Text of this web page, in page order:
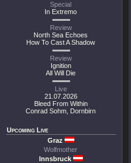
Special
In Extremo
Review
North Sea Echoes
How To Cast A Shadow
Review
Ignition
All Will Die
Live
21.07.2026
Bleed From Within
Conrad Sohm, Dornbirn
Upcoming Live
Graz
Wolfmother
Innsbruck